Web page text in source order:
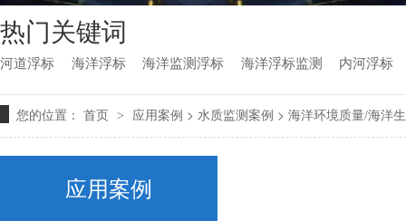
热门关键词
河道浮标 海洋浮标 海洋监测浮标 海洋浮标监测 内河浮标
您的位置： 首页 > 应用案例 > 水质监测案例 > 海洋环境质量/海洋
应用案例